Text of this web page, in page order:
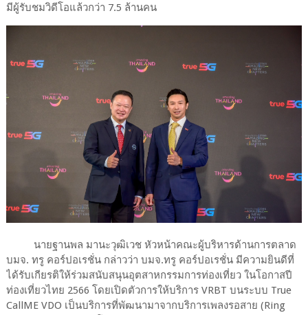
มีผู้รับชมวิดีโอแล้วกว่า 7.5 ล้านคน
นายฐานพล มานะวุฒิเวช หัวหน้าคณะผู้บริหารด้านการตลาด
บมจ. ทรู คอร์ปอเรชั่น กล่าวว่า บมจ.ทรู คอร์ปอเรชั่น มีความยินดีที่
ได้รับเกียรติให้ร่วมสนับสนุนอุตสาหกรรมการท่องเที่ยว ในโอกาสปี
ท่องเที่ยวไทย 2566 โดยเปิดตัวการให้บริการ VRBT บนระบบ True
CallME VDO เป็นบริการที่พัฒนามาจากบริการเพลงรอสาย (Ring